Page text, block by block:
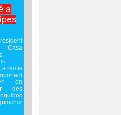
a
a remis
en
des